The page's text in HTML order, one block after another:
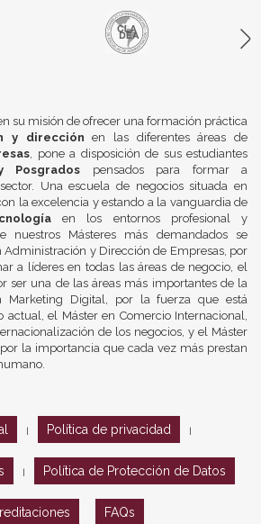
su misión de ofrecer una formación práctica
y dirección en las diferentes áreas de
, pone a disposición de sus estudiantes
Posgrados pensados para formar a
Una escuela de negocios situada en
la excelencia y estando a la vanguardia de
en los entornos profesional y
nuestros Másteres más demandados se
Administración y Dirección de Empresas, por
a líderes en todas las áreas de negocio, el
ser una de las áreas más importantes de la
Marketing Digital, por la fuerza que está
el Máster en Comercio Internacional,
de los negocios, y el Máster
la importancia que cada vez más prestan
Política de privacidad
Política de Protección de Datos
FAQs